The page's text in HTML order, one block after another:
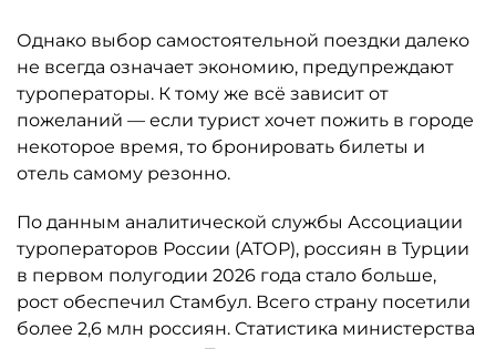
Однако выбор самостоятельной поездки далеко
не всегда означает экономию, предупреждают
туроператоры. К тому же всё зависит от
пожеланий — если турист хочет пожить в городе
некоторое время, то бронировать билеты и
отель самому резонно.
По данным аналитической службы Ассоциации
туроператоров России (АТОР), россиян в Турции
в первом полугодии 2026 года стало больше,
рост обеспечил Стамбул. Всего страну посетили
более 2,6 млн россиян. Статистика министерства